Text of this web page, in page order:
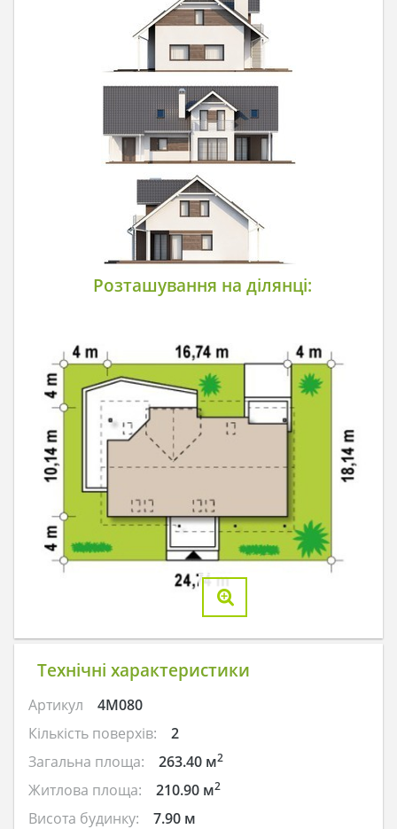
Розташування на ділянці:
Технічні характеристики
Артикул
4M080
Кількість поверхів:
2
Загальна площа:
263.40 м2
Житлова площа: 210.90 м2
Висота будинку:
7.90 м